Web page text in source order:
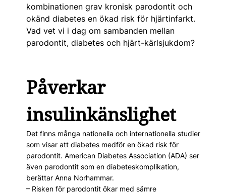
kombinationen grav kronisk parodontit och
okänd diabetes en ökad risk för hjärtinfarkt.
Vad vet vi i dag om sambanden mellan
parodontit, diabetes och hjärt-kärlsjukdom?
Påverkar
insulinkänslighet
Det finns många nationella och internationella studier
som visar att diabetes medför en ökad risk för
parodontit. American Diabetes Association (ADA) ser
även parodontit som en diabeteskomplikation,
berättar Anna Norhammar.
– Risken för parodontit ökar med sämre